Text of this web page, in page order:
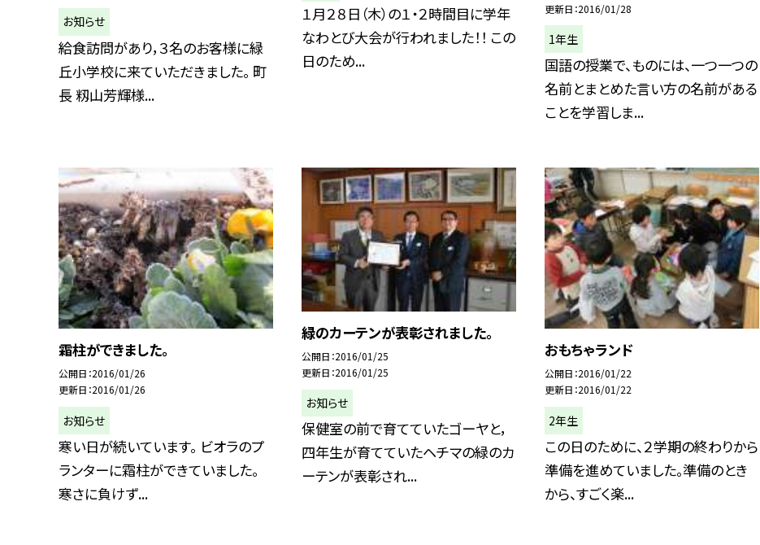
お知らせ
給食訪問があり，３名のお客様に緑
丘小学校に来ていただきました。 町
長 籾山芳輝様...
１月２８日（木）の１・２時間目に学年
なわとび大会が行われました！！ この
日のため...
更新日 2016/01/28
1年生
国語の授業で、ものには、一つ一つの
名前とまとめた言い方の名前がある
ことを学習しま...
霜柱ができました。
公開日 2016/01/26
更新日 2016/01/26
お知らせ
寒い日が続いています。 ビオラのプ
ランターに霜柱ができていました。
寒さに負けず...
緑のカーテンが表彰されました。
公開日 2016/01/25
更新日 2016/01/25
お知らせ
保健室の前で育てていたゴーヤと，
四年生が育てていたヘチマの緑のカ
ーテンが表彰され...
おもちゃランド
公開日 2016/01/22
更新日 2016/01/22
2年生
この日のために、２学期の終わりから
準備を進めていました。準備のとき
から、すごく楽...